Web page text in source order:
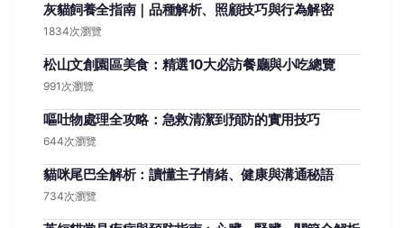
灰貓飼養全指南｜品種解析、照顧技巧與行為解密
1834次瀏覽
松山文創園區美食：精選10大必訪餐廳與小吃總覽
991次瀏覽
嘔吐物處理全攻略：急救清潔到預防的實用技巧
644次瀏覽
貓咪尾巴全解析：讀懂主子情緒、健康與溝通秘語
734次瀏覽